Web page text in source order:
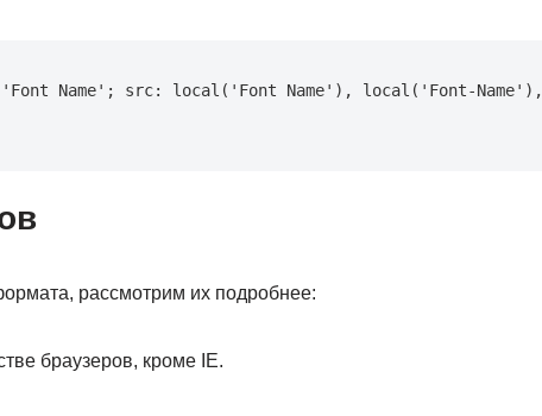
Name'; src: local('Font Name'), local('Font-Name'),
рассмотрим их подробнее:
браузеров, кроме IE.